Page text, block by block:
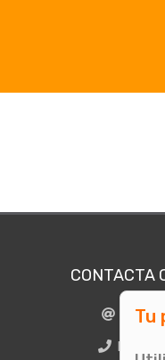
CONTACTA
BCN +
Tu